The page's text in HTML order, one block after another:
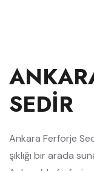
SEDIR
Ankara Ferforje
şıklığı bir arada